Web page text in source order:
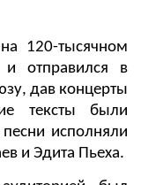
120-тысячном
отправился в
дав концерты
тексты были
исполняли
и Эдита Пьеха.